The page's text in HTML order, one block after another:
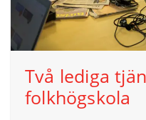
Två lediga
folkhögskola